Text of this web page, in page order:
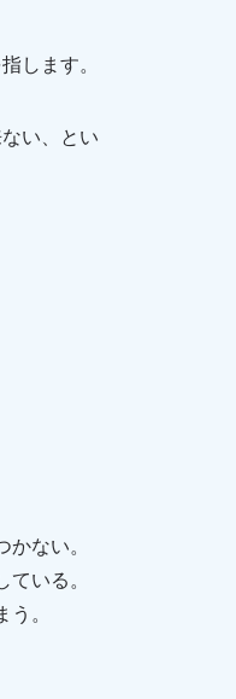
します。
い、とい
ない。
いる。
。